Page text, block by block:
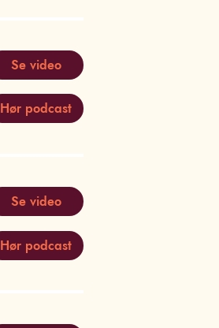
Se video
Hør podcast
Se video
Hør podcast